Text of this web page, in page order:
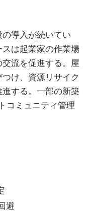
導入が続いてい
は起業家の作業場
流を促進する。屋
け、資源リサイク
する。一部の新築
コミュニティ管理
避